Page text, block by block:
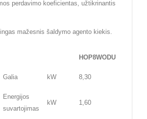
perdavimo koeficientas, užtikrinantis
mažesnis šaldymo agento kiekis.
HOP8WODU
Galia kW 8,30
Energijos
suvartojimas
kW 1,60